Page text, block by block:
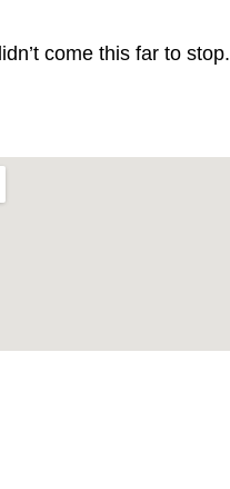
come this far to stop.